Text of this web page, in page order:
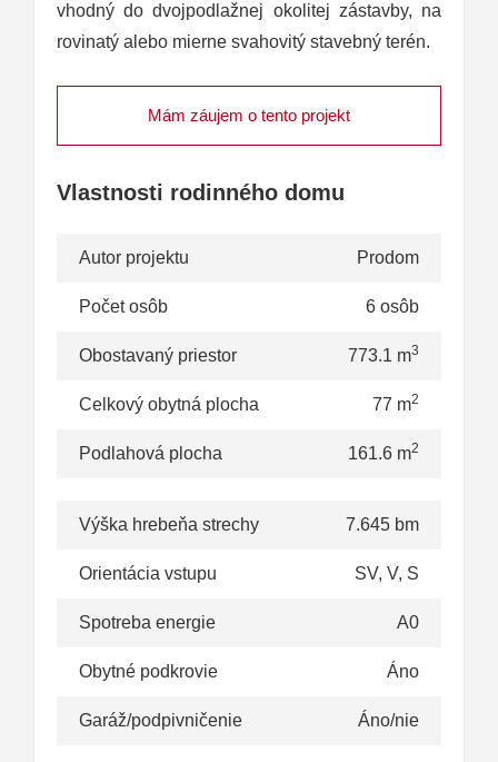
vhodný do dvojpodlažnej okolitej zástavby, na
rovinatý alebo mierne svahovitý stavebný terén.
Mám záujem o tento projekt
Vlastnosti rodinného domu
Autor projektu Prodom
Počet osôb 6 osôb
Obostavaný priestor 773.1 m3
Celkový obytná plocha 77 m2
Podlahová plocha 161.6 m2
Výška hrebeňa strechy 7.645 bm
Orientácia vstupu SV, V, S
Spotreba energie A0
Obytné podkrovie Áno
Garáž/podpivničenie Áno/nie